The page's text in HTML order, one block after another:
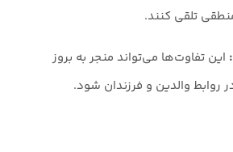
تلقی کنند.
این تفاوت‌ها می‌تواند منجر به بروز
والدین و فرزندان شود.